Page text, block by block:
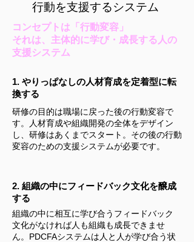
行動を支援するシステム
コンセプトは「行動変容」
それは、主体的に学び・成長する人の
支援システム
1. やりっぱなしの人材育成を定着型に転
換する
研修の目的は職場に戻った後の行動変容で
す。人材育成や組織開発の全体をデザイン
し、研修はあくまでスタート。その後の行動
変容のための支援システムが必要です。
2. 組織の中にフィードバック文化を醸成
する
組織の中に相互に学び合うフィードバック
文化がなければ人も組織も成長できませ
ん。PDCFAシステムは人と人が学び合う状